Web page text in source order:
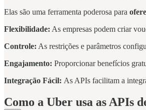
Elas são uma ferramenta poderosa para
Flexibilidade: As empresas podem criar
Controle: As restrições e parâmetros
Engajamento: Proporcionar benefícios
Integração Fácil: As APIs facilitam a
Como a Uber usa as APIs